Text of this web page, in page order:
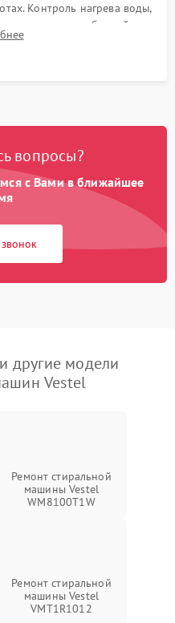
Контроль нагрева воды,
излишних вибраций,
под корпусом.
вопросы?
с Вами в ближайшее
другие модели
Vestel
Ремонт стиральной
машины Vestel
WM8100T1W
Ремонт стиральной
машины Vestel
VMT1R1012